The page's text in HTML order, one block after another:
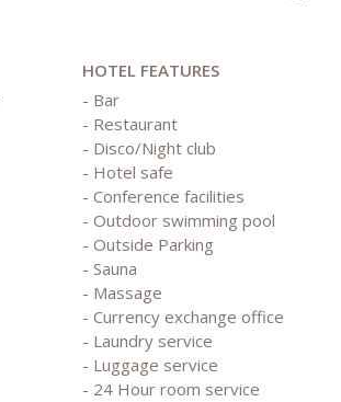
HOTEL FEATURES
- Bar
- Restaurant
- Disco/Night club
- Hotel safe
- Conference facilities
- Outdoor swimming pool
- Outside Parking
- Sauna
- Massage
- Currency exchange office
- Laundry service
- Luggage service
- 24 Hour room service